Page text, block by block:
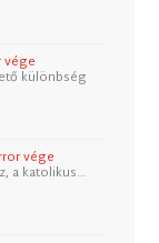
vége
különbség
vége
a katolikus…